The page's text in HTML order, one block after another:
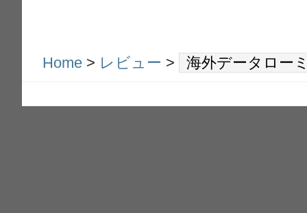
Home > レビュー > 海外データロー